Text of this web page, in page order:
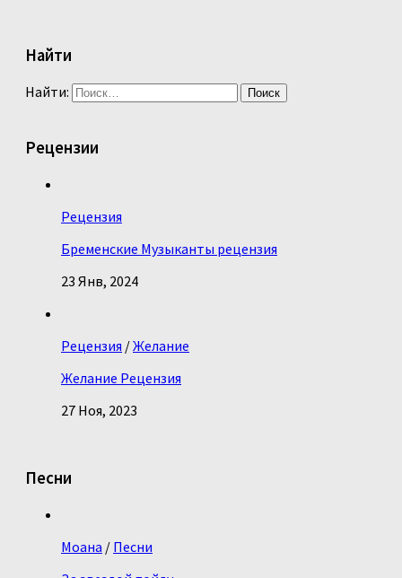
Найти
Найти:
Рецензии
Рецензия
Бременские Музыканты рецензия
23 Янв, 2024
Рецензия /Желание
Желание Рецензия
27 Ноя, 2023
Песни
Моана / Песни